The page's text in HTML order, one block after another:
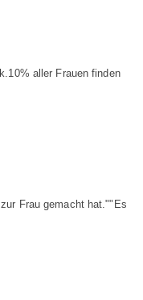
aller Frauen finden
Frau gemacht hat.""Es